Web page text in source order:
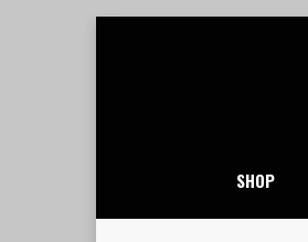
SHOP